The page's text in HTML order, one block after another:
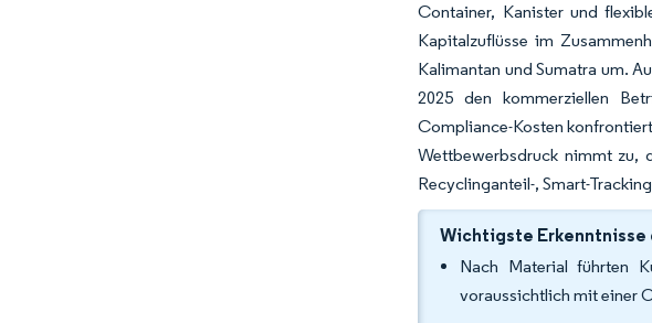
Container, Kanister und
Kapitalzuflüsse im
Kalimantan und Sumatra um.
2025 den kommerziellen
Compliance-Kosten
Wettbewerbsdruck nimmt zu,
Recyclinganteil-, Smart-
Wichtigste Erkenntnisse
Nach Material führten
voraussichtlich mit einer